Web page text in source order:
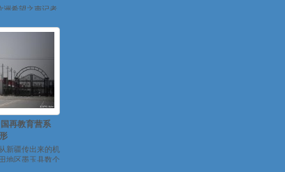
洲希望之声记者
！”的报道...
再教育营系
新疆传出来的机
地区墨玉县数个